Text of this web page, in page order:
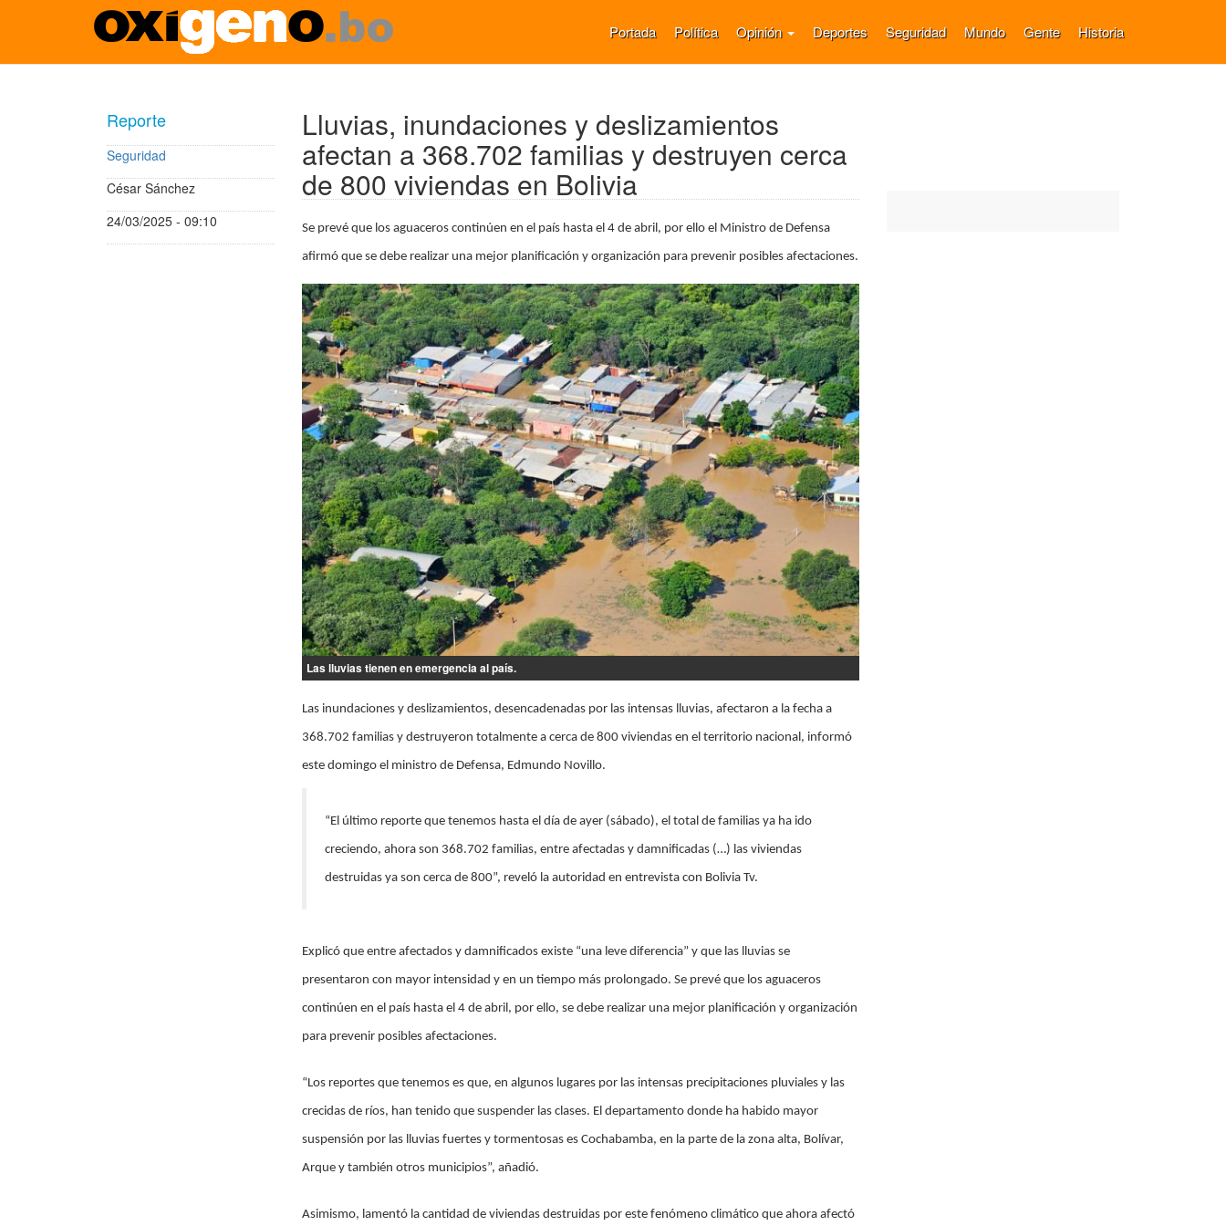
Pasar
Portada Política Opinión Deportes Seguridad Mundo Gente Historia
Reporte
Seguridad
César Sánchez
24/03/2025 - 09:10
Lluvias, inundaciones y deslizamientos
afectan a 368.702 familias y destruyen cerca
de 800 viviendas en Bolivia
Se prevé que los aguaceros continúen en el país hasta el 4 de abril, por ello el Ministro de Defensa
afirmó que se debe realizar una mejor planificación y organización para prevenir posibles afectaciones.
Las lluvias tienen en emergencia al país.
Las inundaciones y deslizamientos, desencadenadas por las intensas lluvias, afectaron a la fecha a
368.702 familias y destruyeron totalmente a cerca de 800 viviendas en el territorio nacional, informó
este domingo el ministro de Defensa, Edmundo Novillo.
“El último reporte que tenemos hasta el día de ayer (sábado), el total de familias ya ha ido
creciendo, ahora son 368.702 familias, entre afectadas y damnificadas (…) las viviendas
destruidas ya son cerca de 800”, reveló la autoridad en entrevista con Bolivia Tv.
Explicó que entre afectados y damnificados existe “una leve diferencia” y que las lluvias se
presentaron con mayor intensidad y en un tiempo más prolongado. Se prevé que los aguaceros
continúen en el país hasta el 4 de abril, por ello, se debe realizar una mejor planificación y organización
para prevenir posibles afectaciones.
“Los reportes que tenemos es que, en algunos lugares por las intensas precipitaciones pluviales y las
crecidas de ríos, han tenido que suspender las clases. El departamento donde ha habido mayor
suspensión por las lluvias fuertes y tormentosas es Cochabamba, en la parte de la zona alta, Bolívar,
Arque y también otros municipios”, añadió.
Asimismo, lamentó la cantidad de viviendas destruidas por este fenómeno climático que ahora afectó